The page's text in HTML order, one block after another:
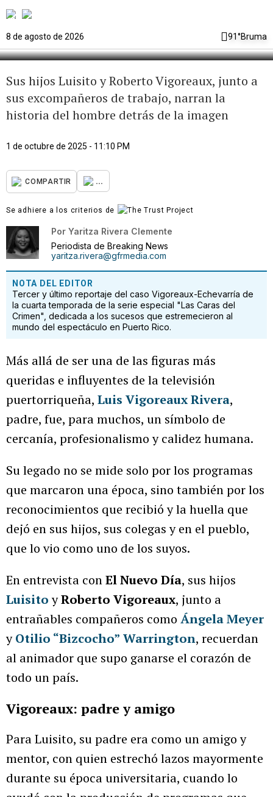
8 de agosto de 2026 91°Bruma
que nunca se apaga
Sus hijos Luisito y Roberto Vigoreaux, junto a
sus excompañeros de trabajo, narran la
historia del hombre detrás de la imagen
1 de octubre de 2025 - 11:10 PM
COMPARTIR ...
Se adhiere a los criterios de
Por Yaritza Rivera Clemente
Periodista de Breaking News
yaritza.rivera@gfrmedia.com
NOTA DEL EDITOR
Tercer y último reportaje del caso Vigoreaux-Echevarría de
la cuarta temporada de la serie especial "Las Caras del
Crimen", dedicada a los sucesos que estremecieron al
mundo del espectáculo en Puerto Rico.
Más allá de ser una de las figuras más
queridas e influyentes de la televisión
puertorriqueña, Luis Vigoreaux Rivera,
padre, fue, para muchos, un símbolo de
cercanía, profesionalismo y calidez humana.
Su legado no se mide solo por los programas
que marcaron una época, sino también por los
reconocimientos que recibió y la huella que
dejó en sus hijos, sus colegas y en el pueblo,
que lo vio como uno de los suyos.
En entrevista conEl Nuevo Día, sus hijos
LuisitoyRoberto Vigoreaux, junto a
entrañables compañeros como Ángela Meyer
yOtilio “Bizcocho” Warrington, recuerdan
al animador que supo ganarse el corazón de
todo un país.
Vigoreaux: padre y amigo
Para Luisito, su padre era como un amigo y
mentor, con quien estrechó lazos mayormente
durante su época universitaria, cuando lo